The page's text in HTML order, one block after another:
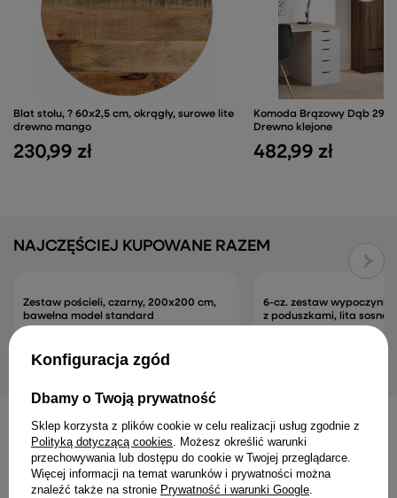
Blat stołu, ? 60x2,5 cm, okrągły, surowe lite
drewno mango
230,99 zł
Komoda Brązowy Dąb
Drewno klejone
482,99 zł
NAJCZĘŚCIEJ KUPOWANE RAZEM
Zestaw pościeli, czarny, 200x200 cm,
bawełna model standard
6-cz. zestaw
z poduszkami, lita sosna
INNE PRODUKTY PRODUCENTA
Konfiguracja zgód
Dbamy o Twoją prywatność
Sklep korzysta z plików cookie w celu realizacji usług zgodnie z
Polityką dotyczącą cookies. Możesz określić warunki
przechowywania lub dostępu do cookie w Twojej przeglądarce.
Więcej informacji na temat warunków i prywatności można
znaleźć także na stronie Prywatność i warunki Google.